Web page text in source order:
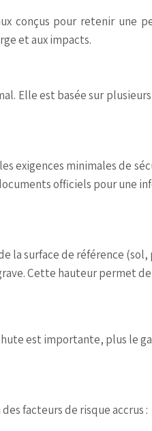
conçus pour retenir une
et aux impacts.
Elle est basée sur
exigences minimales de
officiels pour une
surface de référence
Cette hauteur permet
est importante, plus le
facteurs de risque accrus :